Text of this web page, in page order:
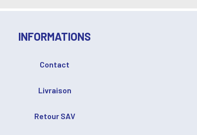
INFORMATIONS
Contact
Livraison
Retour SAV